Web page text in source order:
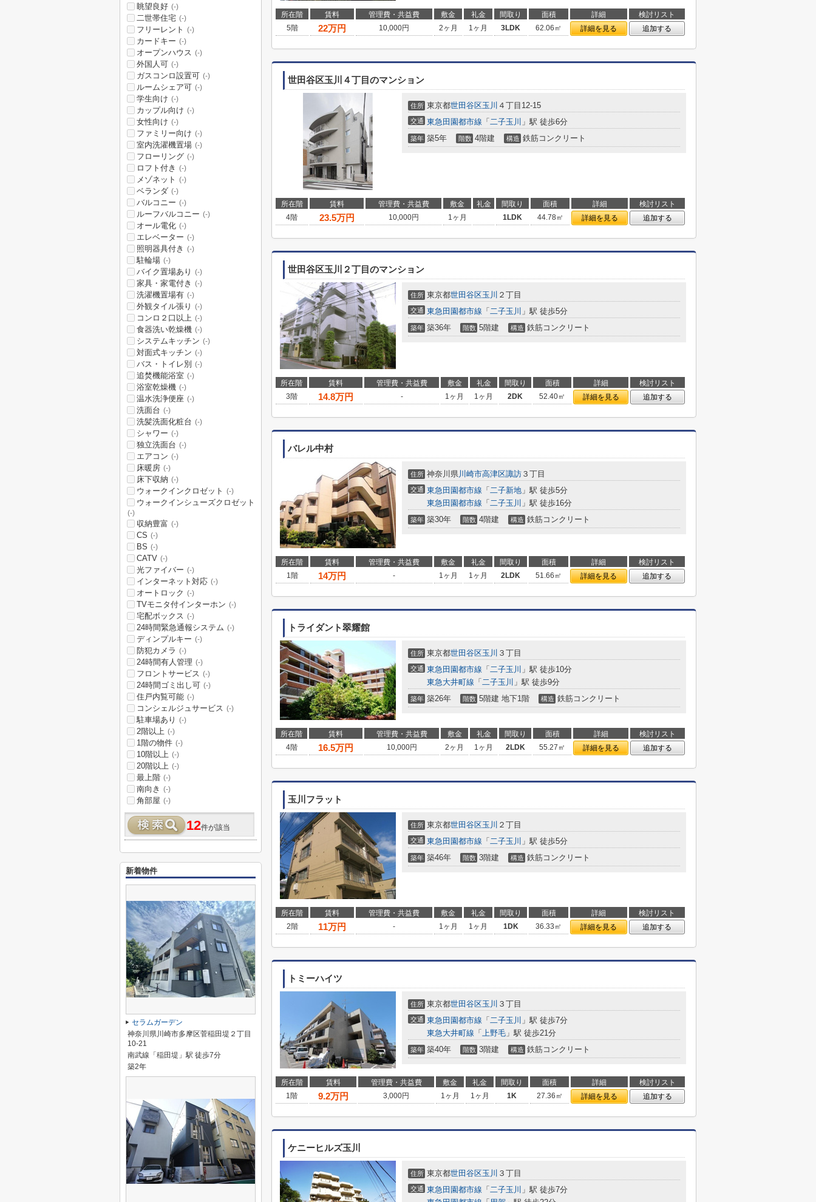
所在階 賃料 管理費・共益費 敷金 礼金 間取り 面積 詳細
検討リスト
5階
22万円 10,000円 2ヶ月 1ヶ月 3LDK 62.06㎡ 詳細を見る 追加する
世田谷区玉川４丁目のマンション
住所 東京都世田谷区玉川 ４丁目12-15
交通 東急田園都市線 「 二子玉川 」駅 徒歩6分
築年 築5年 階数 4階建 構造 鉄筋コンクリート
所在階 賃料 管理費・共益費 敷金 礼金 間取り 面積 詳細
検討リスト
4階
23.5万円 10,000円 1ヶ月 1LDK 44.78㎡ 詳細を見る 追加する
世田谷区玉川２丁目のマンション
住所 東京都世田谷区玉川 ２丁目
交通 東急田園都市線 「 二子玉川 」駅 徒歩5分
築年 築36年 階数 5階建 構造 鉄筋コンクリート
所在階 賃料 管理費・共益費 敷金 礼金 間取り 面積 詳細
検討リスト
3階
14.8万円 - 1ヶ月 1ヶ月 2DK 52.40㎡ 詳細を見る 追加する
バレル中村
住所 神奈川県川崎市高津区諏訪 ３丁目
交通 東急田園都市線 「 二子新地 」駅 徒歩5分
東急田園都市線 「 二子玉川 」駅 徒歩16分
築年 築30年 階数 4階建 構造 鉄筋コンクリート
所在階 賃料 管理費・共益費 敷金 礼金 間取り 面積 詳細
検討リスト
1階
14万円 - 1ヶ月 1ヶ月 2LDK 51.66㎡ 詳細を見る 追加する
トライダント翠耀館
住所 東京都世田谷区玉川 ３丁目
交通 東急田園都市線 「 二子玉川 」駅 徒歩10分
東急大井町線 「 二子玉川 」駅 徒歩9分
築年 築26年 階数 5階建 地下1階 構造 鉄筋コンクリート
所在階 賃料 管理費・共益費 敷金 礼金 間取り 面積 詳細
検討リスト
4階
16.5万円 10,000円 2ヶ月 1ヶ月 2LDK 55.27㎡ 詳細を見る 追加する
玉川フラット
住所 東京都世田谷区玉川 ２丁目
交通 東急田園都市線 「 二子玉川 」駅 徒歩5分
築年 築46年 階数 3階建 構造 鉄筋コンクリート
所在階 賃料 管理費・共益費 敷金 礼金 間取り 面積 詳細
検討リスト
2階
11万円 - 1ヶ月 1ヶ月 1DK 36.33㎡ 詳細を見る 追加する
トミーハイツ
住所 東京都世田谷区玉川 ３丁目
交通 東急田園都市線 「 二子玉川 」駅 徒歩7分
東急大井町線 「 上野毛 」駅 徒歩21分
築年 築40年 階数 3階建 構造 鉄筋コンクリート
所在階 賃料 管理費・共益費 敷金 礼金 間取り 面積 詳細
検討リスト
1階
9.2万円 3,000円 1ヶ月 1ヶ月 1K 27.36㎡ 詳細を見る 追加する
ケニーヒルズ玉川
住所 東京都世田谷区玉川 ３丁目
交通 東急田園都市線 「 二子玉川 」駅 徒歩7分
眺望良好 (-)
二世帯住宅 (-)
フリーレント (-)
カードキー (-)
オープンハウス (-)
外国人可 (-)
ガスコンロ設置可 (-)
ルームシェア可 (-)
学生向け (-)
カップル向け (-)
女性向け (-)
ファミリー向け (-)
室内洗濯機置場 (-)
フローリング (-)
ロフト付き (-)
メゾネット (-)
ベランダ (-)
バルコニー (-)
ルーフバルコニー (-)
オール電化 (-)
エレベーター (-)
照明器具付き (-)
駐輪場 (-)
バイク置場あり (-)
家具・家電付き (-)
洗濯機置場有 (-)
外観タイル張り (-)
コンロ２口以上 (-)
食器洗い乾燥機 (-)
システムキッチン (-)
対面式キッチン (-)
バス・トイレ別 (-)
追焚機能浴室 (-)
浴室乾燥機 (-)
温水洗浄便座 (-)
洗面台 (-)
洗髪洗面化粧台 (-)
シャワー (-)
独立洗面台 (-)
エアコン (-)
床暖房 (-)
床下収納 (-)
ウォークインクロゼット (-)
ウォークインシューズクロゼット
(-)
収納豊富 (-)
CS (-)
BS (-)
CATV (-)
光ファイバー (-)
インターネット対応 (-)
オートロック (-)
TVモニタ付インターホン (-)
宅配ボックス (-)
24時間緊急通報システム (-)
ディンプルキー (-)
防犯カメラ (-)
24時間有人管理 (-)
フロントサービス (-)
24時間ゴミ出し可 (-)
住戸内覧可能 (-)
コンシェルジュサービス (-)
駐車場あり (-)
2階以上 (-)
1階の物件 (-)
10階以上 (-)
20階以上 (-)
最上階 (-)
南向き (-)
角部屋 (-)
12件が該当
新着物件
セラムガーデン
神奈川県川崎市多摩区菅稲田堤２丁目
10-21
南武線「稲田堤」駅 徒歩7分
築2年